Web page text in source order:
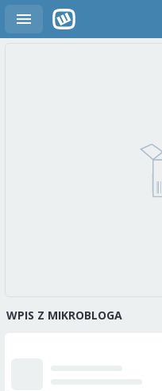
WPIS Z MIKROBLOGA